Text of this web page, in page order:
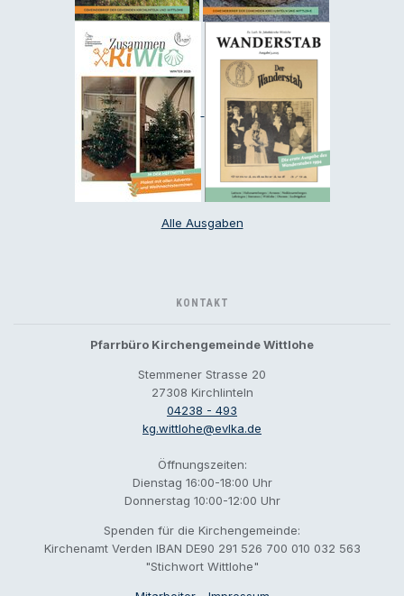
Alle Ausgaben
KONTAKT
Pfarrbüro Kirchengemeinde Wittlohe
Stemmener Strasse 20
27308 Kirchlinteln
04238 - 493
kg.wittlohe@evlka.de
Öffnungszeiten:
Dienstag 16:00-18:00 Uhr
Donnerstag 10:00-12:00 Uhr
Spenden für die Kirchengemeinde:
Kirchenamt Verden IBAN DE90 291 526 700 010 032 563
"Stichwort Wittlohe"